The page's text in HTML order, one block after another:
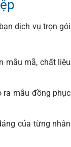
dịch vụ trọn gói
mẫu mã, chất liệu
ra mẫu đồng phục
của từng nhân